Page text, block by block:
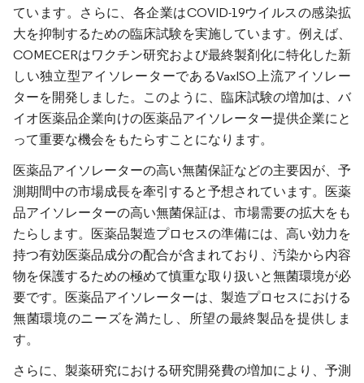
ています。さらに、各企業はCOVID-19ウイルスの感染拡
大を抑制するための臨床試験を実施しています。例えば、
COMECERはワクチン研究および最終製剤化に特化した新
しい独立型アイソレーターであるVaxISO上流アイソレー
ターを開発しました。このように、臨床試験の増加は、バ
イオ医薬品企業向けの医薬品アイソレーター提供企業にと
って重要な機会をもたらすことになります。
医薬品アイソレーターの高い無菌保証などの主要因が、予
測期間中の市場成長を牽引すると予想されています。医薬
品アイソレーターの高い無菌保証は、市場需要の拡大をも
たらします。医薬品製造プロセスの準備には、高い効力を
持つ有効医薬品成分の配合が含まれており、汚染から内容
物を保護するための極めて慎重な取り扱いと無菌環境が必
要です。医薬品アイソレーターは、製造プロセスにおける
無菌環境のニーズを満たし、所望の最終製品を提供しま
す。
さらに、製薬研究における研究開発費の増加により、予測